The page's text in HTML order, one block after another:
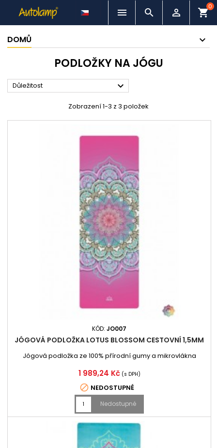
   shopping_cart
0
DOMŮ
PODLOŽKY NA JÓGU
Důležitost 
Zobrazení 1-3 z 3 položek
KÓD: JO007
JÓGOVÁ PODLOŽKA LOTUS BLOSSOM CESTOVNÍ 1,5MM
Jógová podložka ze 100% přírodní gumy a mikrovlákna
Cena
1 989,24 Kč (s DPH)
 NEDOSTUPNÉ
Nedostupné